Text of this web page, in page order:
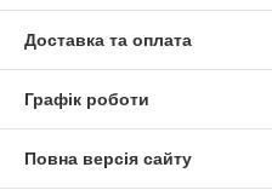
Доставка та оплата
Графік роботи
Повна версія сайту